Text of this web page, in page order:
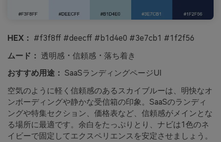
HEX： #f3f8ff #deecff #b1d4e0 #3e7cb1 #1f2f56
ムード： 透明感・信頼感・落ち着き
おすすめ用途： SaaSランディングページUI
空気のように軽く信頼感のあるスカイブルーは、明快なオ
ンボーディングや静かな受信箱の印象。SaaSのランディ
ングや特集セクション、価格表など、信頼感がメインとな
る場所に最適です。余白をたっぷりとり、ナビは1色のネ
イビーで固定してエクスペリエンスを安定させましょう。